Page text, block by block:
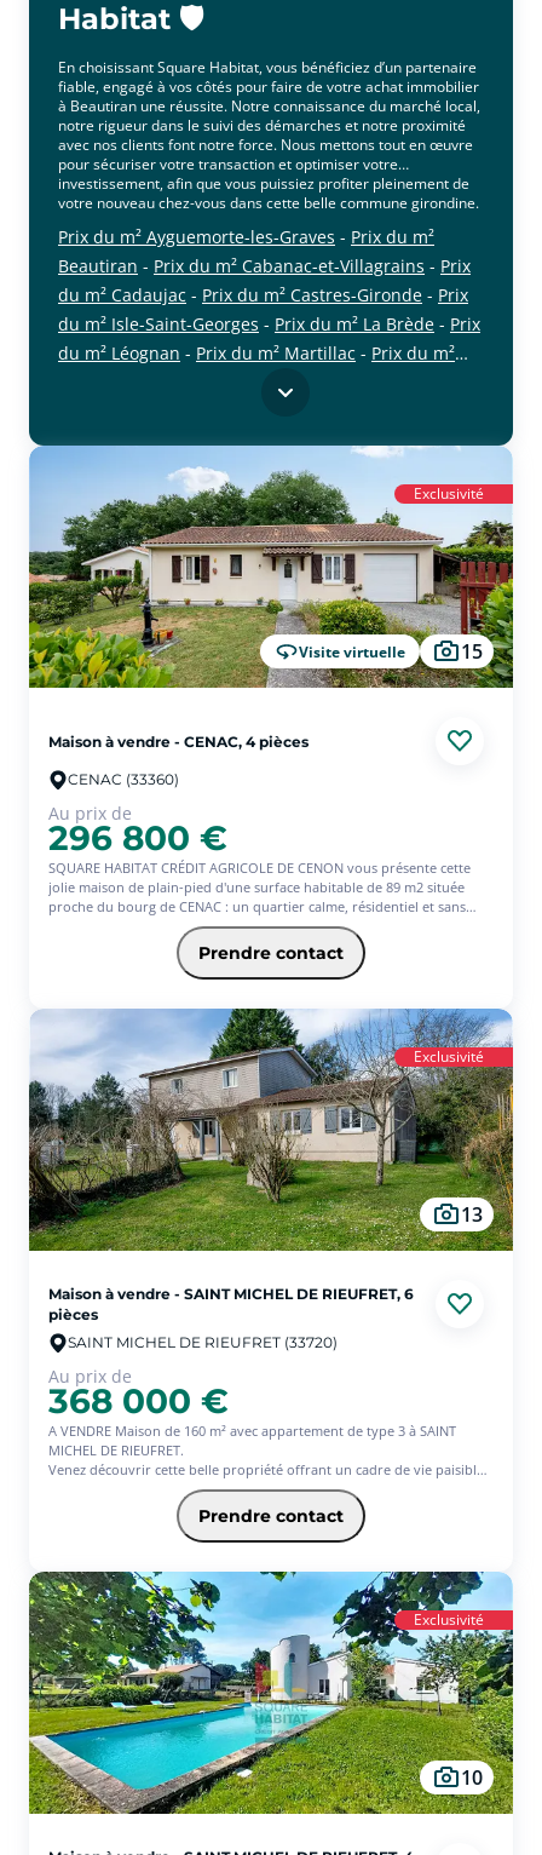
Habitat 🛡️
En choisissant Square Habitat, vous bénéficiez d’un partenaire
fiable, engagé à vos côtés pour faire de votre achat immobilier
à Beautiran une réussite. Notre connaissance du marché local,
notre rigueur dans le suivi des démarches et notre proximité
avec nos clients font notre force. Nous mettons tout en œuvre
pour sécuriser votre transaction et optimiser votre
investissement, afin que vous puissiez profiter pleinement de
votre nouveau chez-vous dans cette belle commune girondine.
Prix du m² Ayguemorte-les-Graves - Prix du m²
Beautiran - Prix du m² Cabanac-et-Villagrains - Prix
du m² Cadaujac - Prix du m² Castres-Gironde - Prix
du m² Isle-Saint-Georges - Prix du m² La Brède - Prix
du m² Léognan - Prix du m² Martillac - Prix du m²
Exclusivité
Visite virtuelle 15
Maison à vendre - CENAC, 4 pièces
CENAC (33360)
Au prix de
296 800 €
SQUARE HABITAT CRÉDIT AGRICOLE DE CENON vous présente cette
jolie maison de plain-pied d'une surface habitable de 89 m2 située
proche du bourg de CENAC : un quartier calme, résidentiel et sans
Familiale et accueillante, cette maison est composée d'une belle pièce
de vie d'une surface totale de 27 m² , une cuisine indépendante
séparé. Accolé à la cuisine vous retrouverez un garage de 15 m² avec
porte motorisée.
L'extérieur n'est pas en reste, avec un jardin à l'avant et à l'arrière de
la maison, parfait pour profiter des beaux jours, jardiner ou créer un
espace de détente.
Un cadre de vie idéal pour une famille souhaitant allier confort,
tranquillité et proximité des commodités. (6.00 % d'honoraires TTC à la
charge de l'acquéreur.)
Prendre contact
Exclusivité
13
Maison à vendre - SAINT MICHEL DE RIEUFRET, 6
pièces
SAINT MICHEL DE RIEUFRET (33720)
Au prix de
368 000 €
A VENDRE Maison de 160 m² avec appartement de type 3 à SAINT
MICHEL DE RIEUFRET.
Venez découvrir cette belle propriété offrant un cadre de vie paisible
et agréable comprenant :
* Une cuisine aménagée
* Salon séjour lumineux
* Salle d'eau et cellier
* Garage attenant
En complément au 1er étage un appartement indépendant :
* Cuisine aménagée ouverte sur salon séjour
* 2 Chambres
* Salle d'eau et cellier
Le tout sur un terrain de 2 162 m² idéal pour profiter des beaux jours
en famille ou entre amis. Ne manquez pas cette opportunité rare !!
Contactez nous dès maintenant pour organiser une visite !
Prendre contact
Exclusivité
10